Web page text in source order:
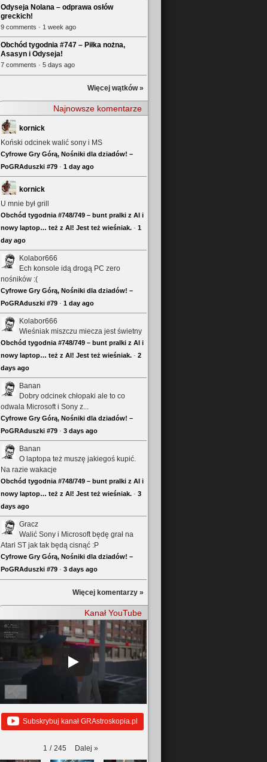
Odyseja Nolana – odprawa osłów
greckich!
9 comments · 1 week ago
Obchód tygodnia #747 – Piłka nożna,
Asasyn i Odyseja!
7 comments · 5 days ago
Więcej wątków »
Najnowsze komentarze
kornick
Koński odcinek walić sony i MS
Cyfrowe Gry Górą, Nośniki dla dziadów! –
PoGRAduszki #79 · 1 day ago
kornick
U mnie był grill
Obchód tygodnia #748/749 – bunt pralki z AI i
nowy laptop… też z AI! Jest też wieśniak. · 1
day ago
Kolabor666
Ech konsole idą drogą PC zero
nośników :(
Cyfrowe Gry Górą, Nośniki dla dziadów! –
PoGRAduszki #79 · 1 day ago
Kolabor666
Wieśniak miszczu miecza jest świetny
Obchód tygodnia #748/749 – bunt pralki z AI i
nowy laptop… też z AI! Jest też wieśniak. · 2
days ago
Banan
Dobry odcinek chłopaki ale to co
odwala Microsoft i Sony z...
Cyfrowe Gry Górą, Nośniki dla dziadów! –
PoGRAduszki #79 · 3 days ago
Banan
O laptopa też muszę jakiegoś kupić.
Na razie wakacje
Obchód tygodnia #748/749 – bunt pralki z AI i
nowy laptop… też z AI! Jest też wieśniak. · 3
days ago
Gracz
Walić Sony i Microsoft będę grał na
Atari ST jak tak będą cisnąć :P
Cyfrowe Gry Górą, Nośniki dla dziadów! –
PoGRAduszki #79 · 3 days ago
Więcej komentarzy »
Kanał YouTube
Subskrybuj kanał GRAstroskopia.pl
1 / 245 Dalej »